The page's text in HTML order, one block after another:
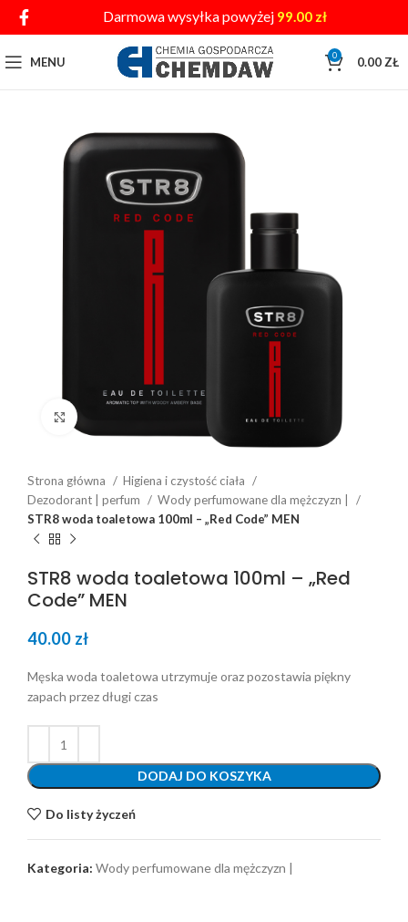
Darmowa wysyłka powyżej 99.00 zł
MENU 0 0.00 ZŁ
Strona główna
Higiena i czystość ciała
Dezodorant | perfum
Wody perfumowane dla mężczyzn |
STR8 woda toaletowa 100ml – „Red Code” MEN
STR8 woda toaletowa 100ml – „Red
Code” MEN
40.00 zł
Męska woda toaletowa utrzymuje oraz pozostawia piękny
zapach przez długi czas
DODAJ DO KOSZYKA
Do listy życzeń
Kategoria: Wody perfumowane dla mężczyzn |